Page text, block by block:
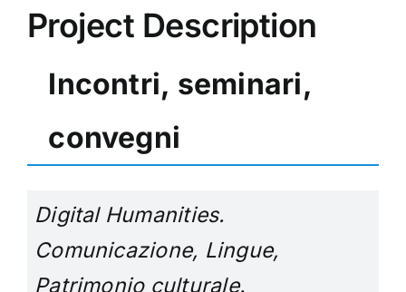
Project Description
Incontri, seminari,
convegni
Digital Humanities.
Comunicazione, Lingue,
Patrimonio culturale.